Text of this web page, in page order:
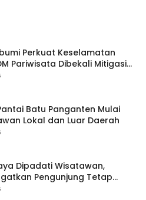
Perkuat Keselamatan
Pariwisata Dibekali Mitigasi
Evakuasi
Batu Panganten Mulai
Lokal dan Luar Daerah
Dipadati Wisatawan,
Pengunjung Tetap